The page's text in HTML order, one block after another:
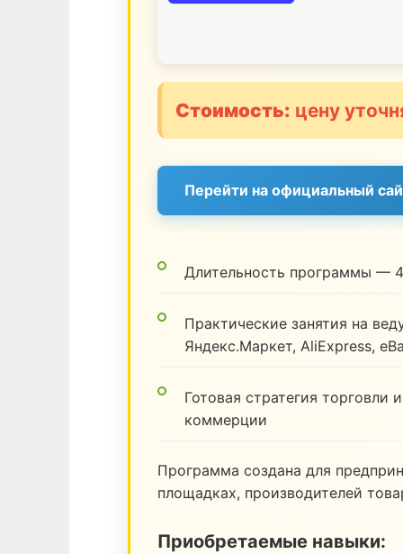
Стоимость: цену
Перейти на официальный
Длительность программы —
Практические занятия на
Яндекс.Маркет, AliExpress,
Готовая стратегия торговли
коммерции
Программа создана для
площадках, производителей
Приобретаемые навыки: